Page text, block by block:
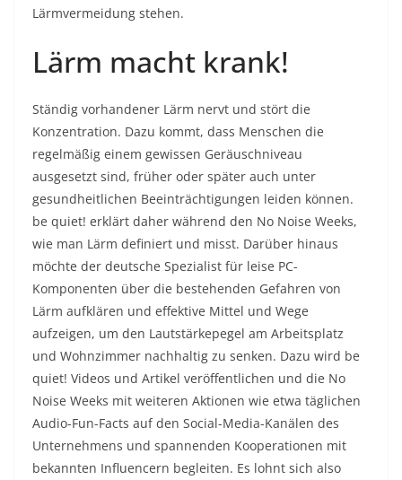
Lärmvermeidung stehen.
Lärm macht krank!
Ständig vorhandener Lärm nervt und stört die
Konzentration. Dazu kommt, dass Menschen die
regelmäßig einem gewissen Geräuschniveau
ausgesetzt sind, früher oder später auch unter
gesundheitlichen Beeinträchtigungen leiden können.
be quiet! erklärt daher während den No Noise Weeks,
wie man Lärm definiert und misst. Darüber hinaus
möchte der deutsche Spezialist für leise PC-
Komponenten über die bestehenden Gefahren von
Lärm aufklären und effektive Mittel und Wege
aufzeigen, um den Lautstärkepegel am Arbeitsplatz
und Wohnzimmer nachhaltig zu senken. Dazu wird be
quiet! Videos und Artikel veröffentlichen und die No
Noise Weeks mit weiteren Aktionen wie etwa täglichen
Audio-Fun-Facts auf den Social-Media-Kanälen des
Unternehmens und spannenden Kooperationen mit
bekannten Influencern begleiten. Es lohnt sich also